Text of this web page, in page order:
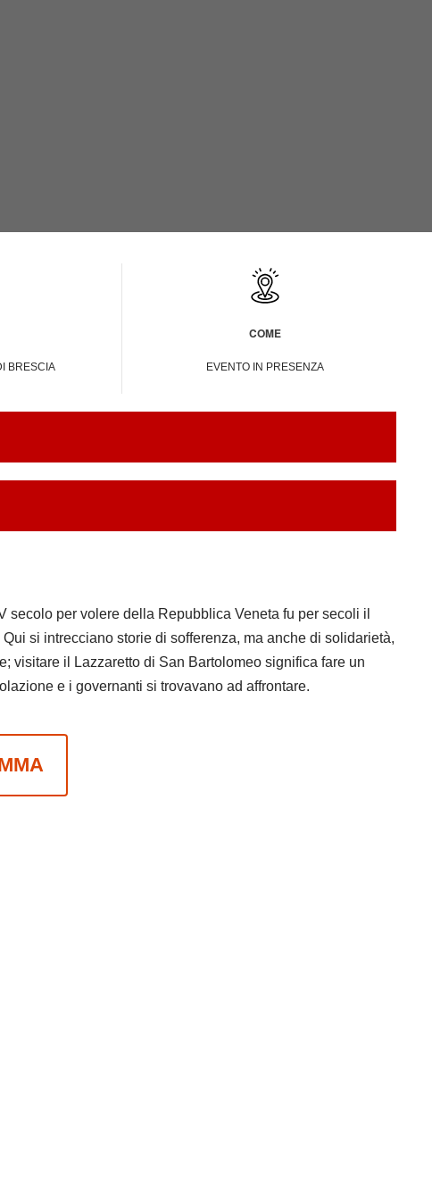
BRESCIA
COME
EVENTO IN PRESENZA
secolo per volere della Repubblica Veneta fu per secoli il
si intrecciano storie di sofferenza, ma anche di solidarietà,
visitare il Lazzaretto di San Bartolomeo significa fare un
e i governanti si trovavano ad affrontare.